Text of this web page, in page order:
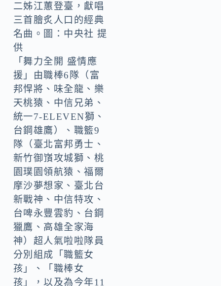
二姊江蕙登臺，獻唱
三首膾炙人口的經典
名曲。圖：中央社 提
供
「舞力全開 盛情應
援」由職棒6隊（富
邦悍將、味全龍、樂
天桃猿、中信兄弟、
統一7-ELEVEN獅、
台鋼雄鷹）、職籃9
隊（臺北富邦勇士、
新竹御嵿攻城獅、桃
園璞園領航猿、福爾
摩沙夢想家、臺北台
新戰神、中信特攻、
台啤永豐雲豹、台鋼
獵鷹、高雄全家海
神）超人氣啦啦隊員
分別組成「職籃女
孩」、「職棒女
孩」，以及為今年11